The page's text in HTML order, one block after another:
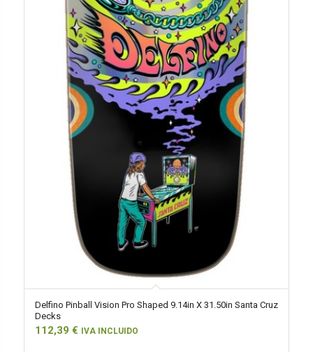
Delfino Pinball Vision Pro Shaped 9.14in X 31.50in Santa Cruz
Decks
112,39 € IVA INCLUIDO